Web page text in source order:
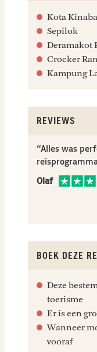
Kota
Sepilok
Deramakot
Crocker
Kampung
REVIEWS
“De reis van
prachtige
nooit zullen
“Reizen met
dat je iets
Ad
“Je merkt dat
écht willen
hebt.”
“Alles was
Olaf
BOEK DEZE
Deze
toerisme
Er is een
Wanneer
vooraf